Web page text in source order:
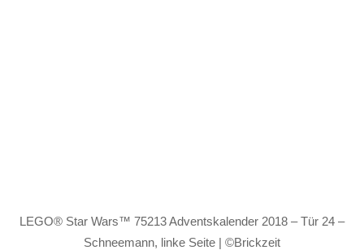
LEGO® Star Wars™ 75213 Adventskalender 2018 – Tür 24 –
Schneemann, linke Seite | ©Brickzeit